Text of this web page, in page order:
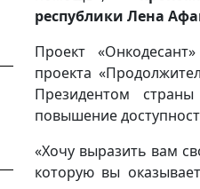
республики Лена
Проект
проекта
Президентом
повышение
«Хочу выразить вам
которую вы